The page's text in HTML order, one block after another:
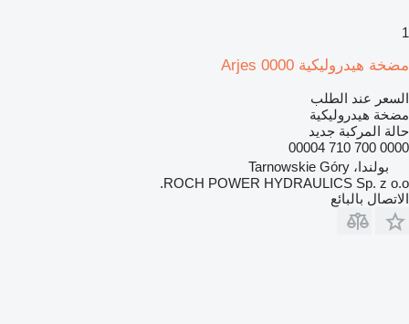
1
مضخة هيدروليكية Arjes 0000
السعر عند الطلب
مضخة هيدروليكية
حالة المركبة جديد
0000 700 710 00004
بولندا، Tarnowskie Góry
ROCH POWER HYDRAULICS Sp. z o.o.
الاتصال بالبائع